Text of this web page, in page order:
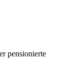
pensionierte